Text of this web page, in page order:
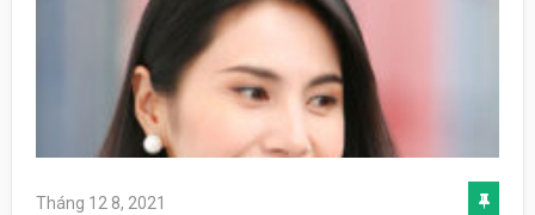
Tháng 12 8, 2021